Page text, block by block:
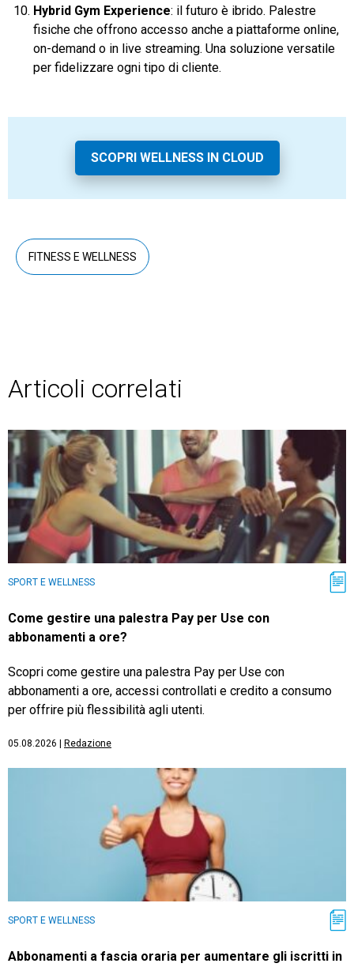
Hybrid Gym Experience: il futuro è ibrido. Palestre
fisiche che offrono accesso anche a piattaforme online,
on-demand o in live streaming. Una soluzione versatile
per fidelizzare ogni tipo di cliente.
SCOPRI WELLNESS IN CLOUD
FITNESS E WELLNESS
Articoli correlati
SPORT E WELLNESS
Come gestire una palestra Pay per Use con
abbonamenti a ore?
Scopri come gestire una palestra Pay per Use con
abbonamenti a ore, accessi controllati e credito a consumo
per offrire più flessibilità agli utenti.
05.08.2026 Redazione
SPORT E WELLNESS
Abbonamenti a fascia oraria per aumentare gli iscritti in